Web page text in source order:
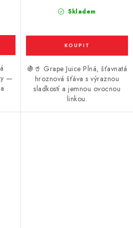
—
Skladem
🍇🥤 Grape Juice Plná, šťavnatá
hroznová šťáva s výraznou
sladkostí a jemnou ovocnou
linkou.